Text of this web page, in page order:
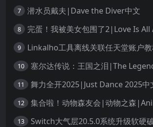
7 潜水员戴夫|Dave the Diver中文
8 完蛋！我被美女包围了2|Love Is
9 Linkalho工具离线关联任天堂账户
10
11 舞力全开2025|Just Dance 2025中
12
13 Switch大气层20.5.0系统升级软硬